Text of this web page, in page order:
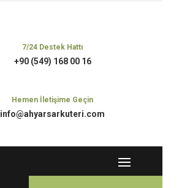
7/24 Destek Hattı
+90 (549) 168 00 16
Hemen İletişime Geçin
info@ahyarsarkuteri.com